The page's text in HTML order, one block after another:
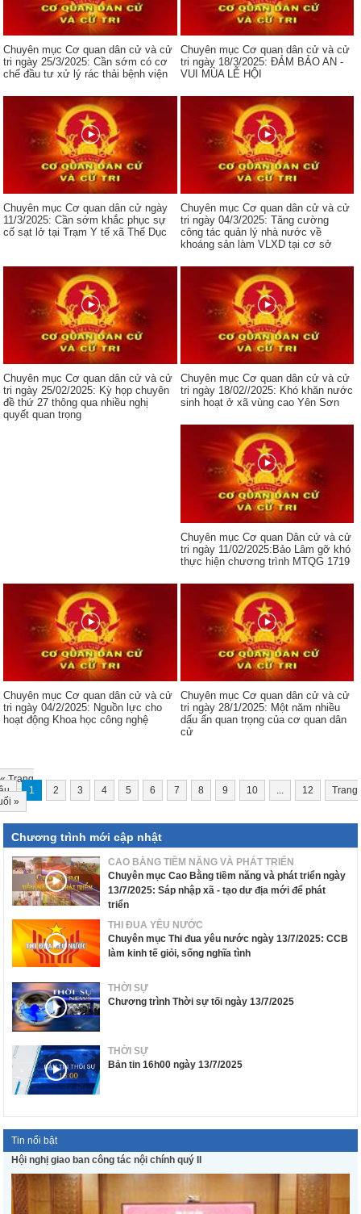
Chuyên mục Cơ quan dân cử và cử
tri ngày 25/3/2025: Cần sớm có cơ
chế đầu tư xử lý rác thải bệnh viện
Chuyên mục Cơ quan dân cử và cử
tri ngày 18/3/2025: ĐẢM BẢO AN -
VUI MÙA LỄ HỘI
Chuyên mục Cơ quan dân cử ngày
11/3/2025: Cần sớm khắc phục sự
cố sạt lở tại Trạm Y tế xã Thể Dục
Chuyên mục Cơ quan dân cử và cử
tri ngày 04/3/2025: Tăng cường
công tác quản lý nhà nước về
khoáng sản làm VLXD tại cơ sở
Chuyên mục Cơ quan dân cử và cử
tri ngày 25/02/2025: Kỳ họp chuyên
đề thứ 27 thông qua nhiều nghị
quyết quan trọng
Chuyên mục Cơ quan dân cử và cử
tri ngày 18/02//2025: Khó khăn nước
sinh hoạt ở xã vùng cao Yên Sơn
Chuyên mục Cơ quan Dân cử và cử
tri ngày 11/02/2025:Bảo Lâm gỡ khó
thực hiện chương trình MTQG 1719
Chuyên mục Cơ quan dân cử và cử
tri ngày 04/2/2025: Nguồn lực cho
hoạt động Khoa học công nghệ
Chuyên mục Cơ quan dân cử và cử
tri ngày 28/1/2025: Một năm nhiều
dấu ấn quan trọng của cơ quan dân
cử
«Trang
1 2 3 4 5 6 7 8 9 10 ... 12
Trang
»
Chương trình mới cập nhật
CAO BẰNG TIỀM NĂNG VÀ PHÁT TRIỂN
Chuyên mục Cao Bằng tiềm năng và phát triển ngày
13/7/2025: Sáp nhập xã - tạo dư địa mới để phát
triển
THI ĐUA YÊU NƯỚC
Chuyên mục Thi đua yêu nước ngày 13/7/2025: CCB
làm kinh tế giỏi, sống nghĩa tình
THỜI SỰ
Chương trình Thời sự tối ngày 13/7/2025
THỜI SỰ
Bản tin 16h00 ngày 13/7/2025
Tin nổi bật
Hội nghị giao ban công tác nội chính quý II